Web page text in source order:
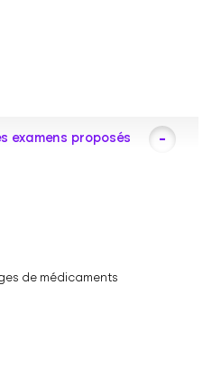
examens proposés
de médicaments